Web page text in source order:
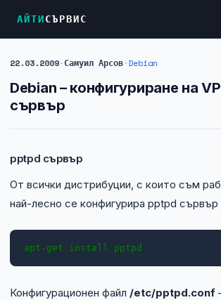
АЙТИСЪРВИС
Услуги
Достъп до Интернет
Firewall и VPN
Хостинг и VPS сървъри
22.03.2009·Самуил Арсов·Debian
Debian – конфигуриране на
сървър
pptpd сървър
От всички дистрибуции, с които съм
най-лесно се конфигурира pptpd сървър
Конфигурационен файл /etc/pptpd.conf